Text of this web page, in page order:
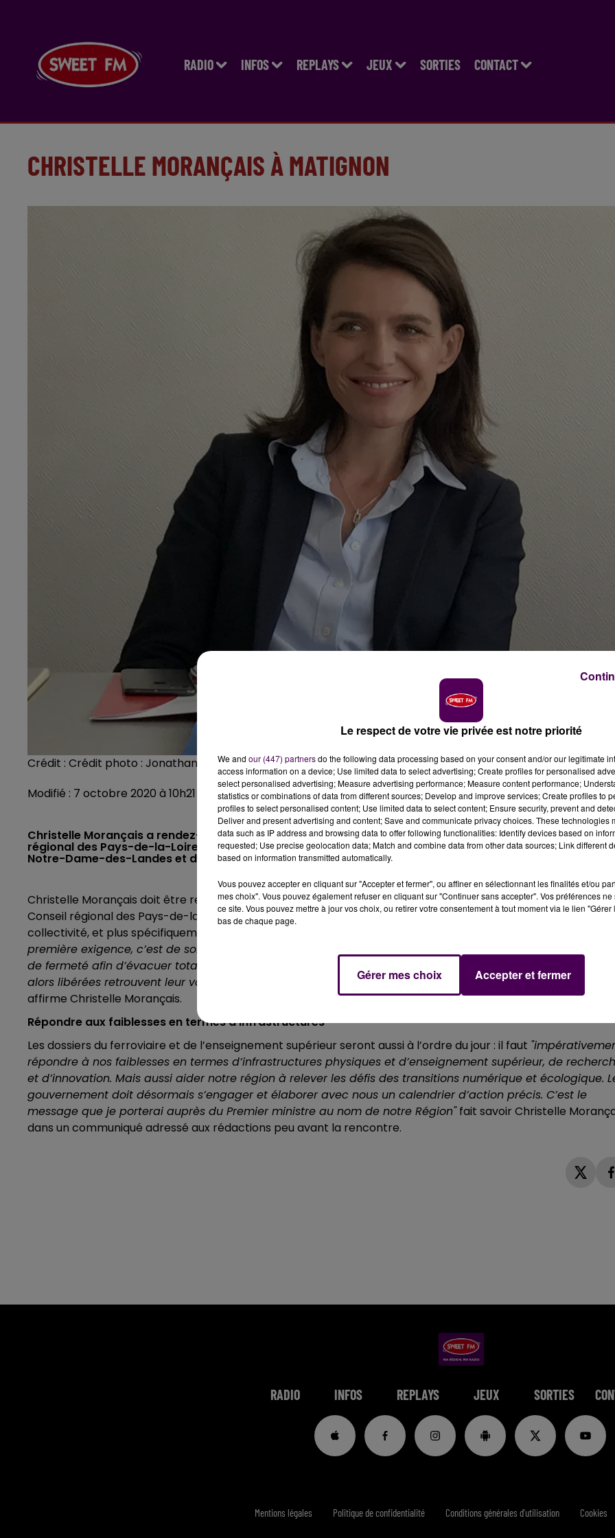
RADIO INFOS REPLAYS JEUX SORTIES CONTACT
CHRISTELLE MORANÇAIS À MATIGNON
Crédit : Crédit photo : Jonathan Lateur
Modifié : 7 octobre 2020 à 10h21 par Emilien Borderie
Christelle Morançais a rendez-vous ce mardi 20 février avec Edouard Philippe : la présidente du Conseil
régional des Pays-de-la-Loire évoquera notamment auprès du Premier ministre les dossiers de l'après
Notre-Dame-des-Landes et de l'enseignement supérieur.
Christelle Morançais doit être reçue ce mardi 20 février à Matignon par Edouard Philippe. La présidente LR du
Conseil régional des Pays-de-la-Loire doit évoquer auprès du Premier ministre, le"Contrat d’Avenir"pour la
collectivité, et plus spécifiquement réévoquer l'abandon du projet d’aéroport à Notre-Dame-des-Landes :
première exigence, c’est de sortir de l’ambiguïté concernant l’avenir de cet endroit. L’Etat doit faire preuve
de fermeté afin d’évacuer totalement et définitivement cette zone de non droit et que les terres qui seront
alors libérées retrouvent leur vocation agricole, dans des conditions très clairement définies"
affirme Christelle Morançais.
Répondre aux faiblesses en termes d'infrastructures
Les dossiers du ferroviaire et de l’enseignement supérieur seront aussi à l’ordre du jour : il faut
répondre à nos faiblesses en termes d’infrastructures physiques et d’enseignement supérieur, de
et d’innovation. Mais aussi aider notre région à relever les défis des transitions numérique et écologique.
gouvernement doit désormais s’engager et élaborer avec nous un calendrier d’action précis. C’est le
message que je porterai auprès du Premier ministre au nom de notre Région"fait savoir Christelle
dans un communiqué adressé aux rédactions peu avant la rencontre.
RADIO INFOS REPLAYS JEUX SORTIES
Mentions légales Politique de confidentialité Conditions générales d'utilisation Cookies
Le respect de votre vie privée est notre priorité
We and our (447) partnersdo the following data processing based on your consent and/or our legitimate
access information on a device; Use limited data to select advertising; Create profiles for personalised
select personalised advertising; Measure advertising performance; Measure content performance;
statistics or combinations of data from different sources; Develop and improve services; Create profiles to
profiles to select personalised content; Use limited data to select content; Ensure security, prevent and
Deliver and present advertising and content; Save and communicate privacy choices. These technologies
data such as IP address and browsing data to offer following functionalities: Identify devices based on
requested; Use precise geolocation data; Match and combine data from other data sources; Link different
based on information transmitted automatically.
Vous pouvez accepter en cliquant sur "Accepter et fermer", ou affiner en sélectionnant les finalités et/ou
mes choix". Vous pouvez également refuser en cliquant sur "Continuer sans accepter". Vos préférences
ce site. Vous pouvez mettre à jour vos choix, ou retirer votre consentement à tout moment via le lien
bas de chaque page.
Gérer mes choix Accepter et fermer